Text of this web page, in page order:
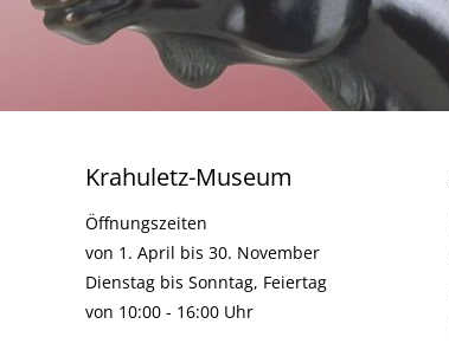
Krahuletz-Museum
Öffnungszeiten
von 1. April bis 30. November
Dienstag bis Sonntag, Feiertag
von 10:00 - 16:00 Uhr